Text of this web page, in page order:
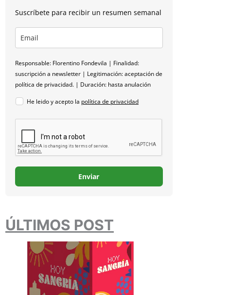
Suscríbete para recibir un resumen semanal
Responsable: Florentino Fondevila | Finalidad:
suscripción a newsletter | Legitimación: aceptación de
política de privacidad. | Duración: hasta anulación
He leido y acepto la política de privacidad
Enviar
ÚLTIMOS POST